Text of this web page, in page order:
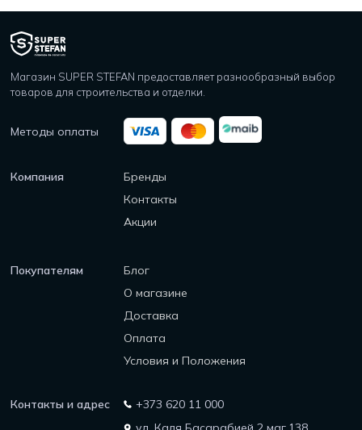
Магазин SUPER STEFAN предоставляет разнообразный выбор
товаров для строительства и отделки.
Методы оплаты
Компания
Бренды
Контакты
Акции
Покупателям
Блог
О магазине
Доставка
Оплата
Условия и Положения
Контакты и адрес
+373 620 11 000